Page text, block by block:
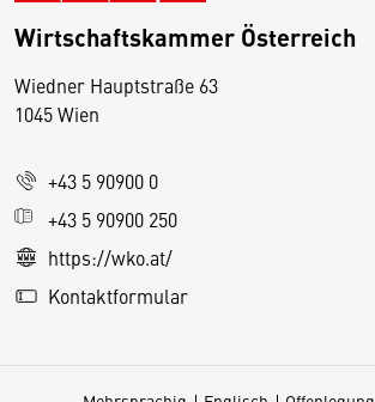
Wirtschaftskammer Österreich
Wiedner Hauptstraße 63
1045 Wien
+43 5 90900 0
+43 5 90900 250
https://wko.at/
Kontaktformular
D
s
e
S
e